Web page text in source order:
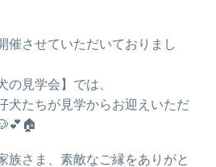
催させていただいておりまし
の見学会】では、
犬たちが見学からお迎えいただ
族さま、素敵なご縁をありがと